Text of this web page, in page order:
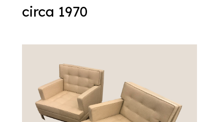
circa 1970